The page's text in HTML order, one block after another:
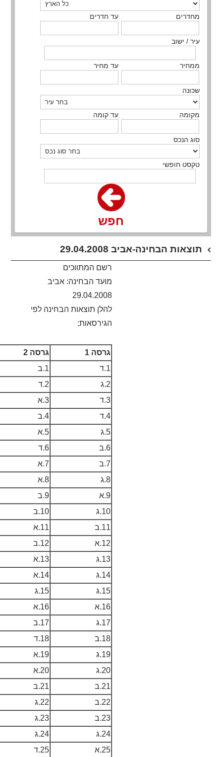
מחדרים עד חדרים
עיר / ישוב
ממחיר עד מחיר
שכונה
מקומה עד קומה
סוג הנכס
טקסט חופשי
חפש
תוצאות הבחינה-אביב 29.04.2008
רשם המתווכים
מועד הבחינה: אביב
29.04.2008
להלן תוצאות הבחינה לפי
הגירסאות:
גרסה 1
גרסה 2
1.ד
1.ב
2.ג
2.ד
3.ד
3.א
4.ד
4.ב
5.ג
5.א
6.ב
6.ד
7.ב
7.א
8.ג
8.א
9.א
9.ב
10.ג
10.ב
11.ב
11.א
12.א
12.ב
13.ג
13.א
14.ג
14.א
15.ג
15.ג
16.א
16.א
17.ג
17.ב
18.ב
18.ד
19.ג
19.א
20.ג
20.א
21.ב
21.ב
22.ב
22.ג
23.ב
23.ג
24.ג
24.ג
25.א
25.ד